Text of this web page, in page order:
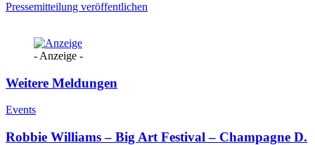
Pressemitteilung veröffentlichen
- Anzeige -
Weitere Meldungen
Events
Robbie Williams – Big Art Festival – Champagne D.